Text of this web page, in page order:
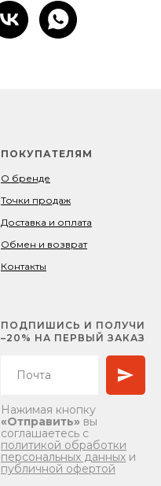
ПОКУПАТЕЛЯМ
О бренде
Точки продаж
Доставка и оплата
Обмен и возврат
Контакты
ПОДПИШИСЬ И ПОЛУЧИ
–20% НА ПЕРВЫЙ ЗАКАЗ
Нажимая кнопку
«Отправить» вы
соглашаетесь с
политикой обработки
персональных данных и
публичной офертой